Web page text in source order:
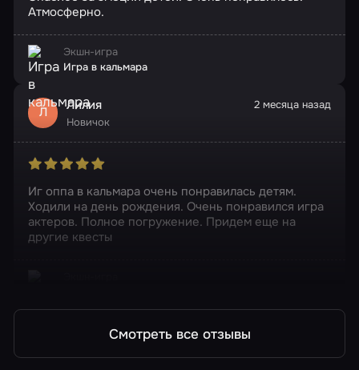
Атмосферно.
Экшн-игра
Игра в кальмара
Л Лилия
Новичок
2 месяца назад
Иг оппа в кальмара очень понравилась детям.
Ходили на день рождения. Очень понравился игра
актеров. Полное погружение. Придем еще на
другие квесты
Смотреть все отзывы